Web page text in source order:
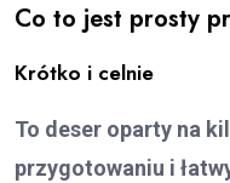
Co to jest prosty
Krótko i celnie
To deser oparty na
przygotowaniu i